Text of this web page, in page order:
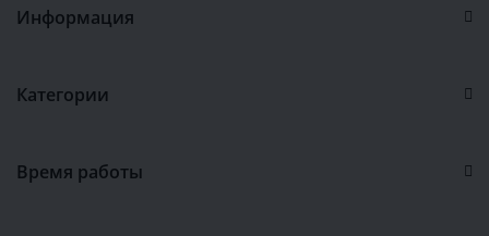
Информация
Категории
Время работы